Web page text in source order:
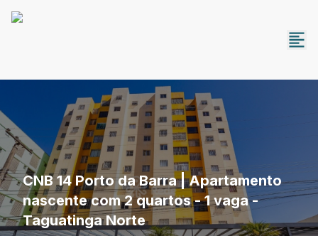
CNB 14 Porto da Barra | Apartamento
nascente com 2 quartos - 1 vaga -
Taguatinga Norte